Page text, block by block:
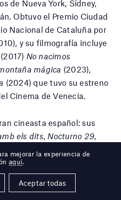
de Nueva York, Sídney,
Obtuvo el Premio Ciudad
Nacional de Cataluña por
y su filmografía incluye
No nacimos
mágica (2023),
(2024) que tuvo su estreno
Cinema de Venecia.
cineasta español: sus
els dits, Nocturno 29
sido referentes
y alternativa
Portabella ha sido
mejorar la experiencia de
aquí.
Aceptar todas